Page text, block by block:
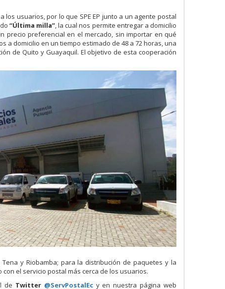
usuarios, por lo que SPE EP junto a un agente postal
“Última milla”, la cual nos permite entregar a domicilio
precio preferencial en el mercado, sin importar en qué
a domicilio en un tiempo estimado de 48 a 72 horas, una
de Quito y Guayaquil. El objetivo de esta cooperación
y Riobamba; para la distribución de paquetes y la
el servicio postal más cerca de los usuarios.
de Twitter @ServPostalEc y en nuestra página web